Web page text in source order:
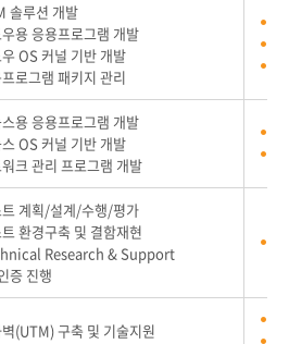
솔루션 개발
용 응용프로그램 개발
OS 커널 기반 개발
로그램 패키지 관리
용 응용프로그램 개발
OS 커널 기반 개발
크 관리 프로그램 개발
트 계획/설계/수행/평가
환경구축 및 결함재현
Research & Support
증 진행
(UTM) 구축 및 기술지원